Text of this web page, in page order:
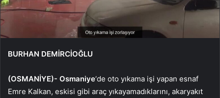
BURHAN DEMİRCİOĞLU
(OSMANİYE)- Osmaniye‘de oto yıkama işi yapan esnaf
Emre Kalkan, eskisi gibi araç yıkayamadıklarını, akaryakıt